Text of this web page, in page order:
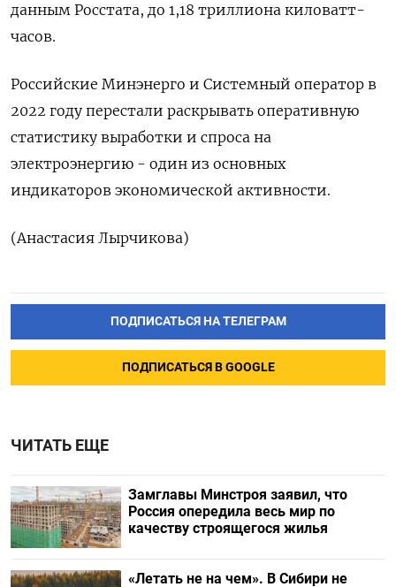
данным Росстата, до 1,18 триллиона киловатт-
часов.
Российские Минэнерго и Системный оператор в
2022 году перестали раскрывать оперативную
статистику выработки и спроса на
электроэнергию - один из основных
индикаторов экономической активности.
(Анастасия Лырчикова)
ПОДПИСАТЬСЯ НА ТЕЛЕГРАМ
ПОДПИСАТЬСЯ В GOOGLE
ЧИТАТЬ ЕЩЕ
Замглавы Минстроя заявил, что
Россия опередила весь мир по
качеству строящегося жилья
«Летать не на чем». В Сибири не